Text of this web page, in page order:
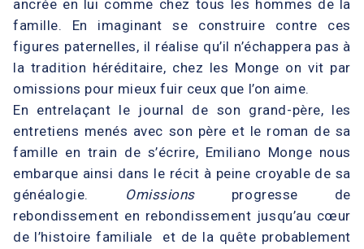
ancrée en lui comme chez tous les hommes de la
famille. En imaginant se construire contre ces
figures paternelles, il réalise qu’il n’échappera pas à
la tradition héréditaire, chez les Monge on vit par
omissions pour mieux fuir ceux que l’on aime.
En entrelaçant le journal de son grand-père, les
entretiens menés avec son père et le roman de sa
famille en train de s’écrire, Emiliano Monge nous
embarque ainsi dans le récit à peine croyable de sa
généalogie. Omissions progresse de
rebondissement en rebondissement jusqu’au cœur
de l’histoire familiale et de la quête probablement